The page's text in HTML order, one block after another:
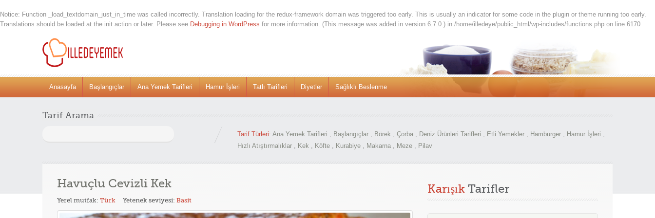
Notice: Function _load_textdomain_just_in_time was called incorrectly. Translation loading for the redux-framework domain was triggered too early. This is usually an indicator for some code in the plugin or theme running too early.
Translations should be loaded at the init action or later. Please see Debugging in WordPress for more information. (This message was added in version 6.7.0.) in /home/illedeye/public_html/wp-includes/functions.php on line 6170
Anasayfa Başlangıçlar Ana Yemek Tarifleri Hamur İşleri Tatlı Tarifleri Diyetler Sağlıklı Beslenme
Tarif Arama
Tarif Türleri: Ana Yemek Tarifleri , Başlangıçlar , Börek , Çorba , Deniz Ürünleri Tarifleri , Etli Yemekler , Hamburger , Hamur İşleri ,
Hızlı Atıştırmalıklar , Kek , Köfte , Kurabiye , Makarna , Meze , Pilav
Havuçlu Cevizli Kek
Yerel mutfak: Türk Yetenek seviyesi: Basit
Karışık Tarifler